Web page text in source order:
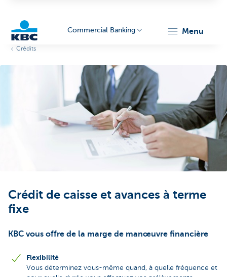
Commercial Banking menu
Crédits
Crédit de caisse et avances à terme
fixe
KBC vous offre de la marge de manœuvre financière
Flexibilité
Vous déterminez vous-même quand, à quelle fréquence et